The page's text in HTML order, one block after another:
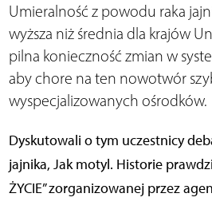
Umieralność z powodu raka
wyższa niż średnia dla krajów
pilna konieczność zmian w
aby chore na ten nowotwór
wyspecjalizowanych ośrodków.
Dyskutowali o tym uczestnicy
jajnika, Jak motyl. Historie
ŻYCIE” zorganizowanej przez